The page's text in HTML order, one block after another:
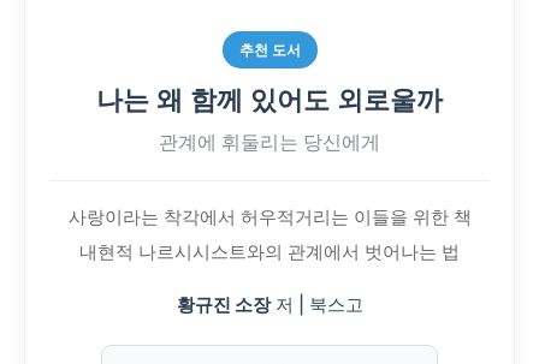
추천 도서
나는 왜 함께 있어도 외로울까
관계에 휘둘리는 당신에게
사랑이라는 착각에서 허우적거리는 이들을 위한 책
내현적 나르시시스트와의 관계에서 벗어나는 법
황규진 소장저 | 북스고